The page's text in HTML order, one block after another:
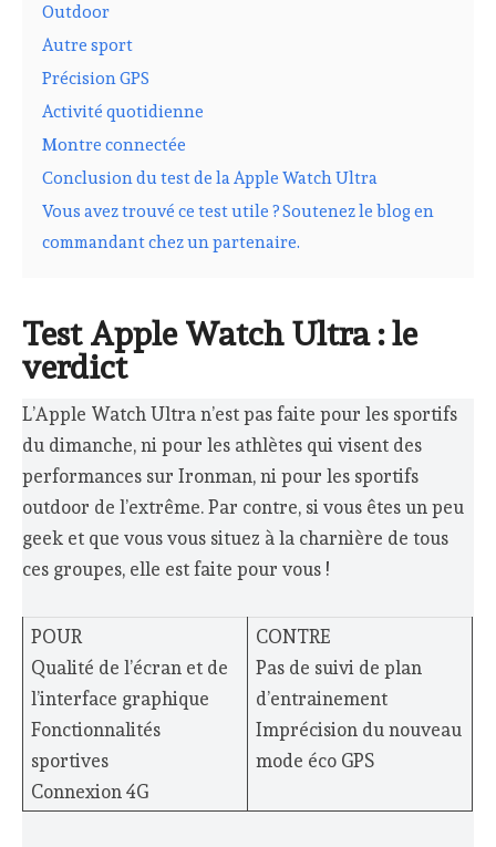
Outdoor
Autre sport
Précision GPS
Activité quotidienne
Montre connectée
Conclusion du test de la Apple Watch Ultra
Vous avez trouvé ce test utile ? Soutenez le blog en
commandant chez un partenaire.
Test Apple Watch Ultra : le
verdict
L’Apple Watch Ultra n’est pas faite pour les sportifs
du dimanche, ni pour les athlètes qui visent des
performances sur Ironman, ni pour les sportifs
outdoor de l’extrême. Par contre, si vous êtes un peu
geek et que vous vous situez à la charnière de tous
ces groupes, elle est faite pour vous !
POUR
Qualité de l’écran et de
l’interface graphique
Fonctionnalités
sportives
Connexion 4G
CONTRE
Pas de suivi de plan
d’entrainement
Imprécision du nouveau
mode éco GPS